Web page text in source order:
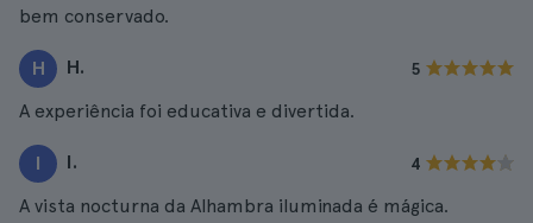
bem conservado.
H H. 5
A experiência foi educativa e divertida.
I I. 4
A vista nocturna da Alhambra iluminada é mágica.